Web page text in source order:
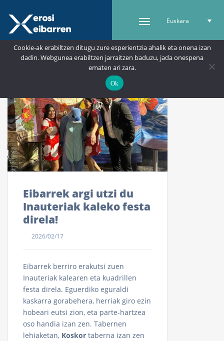
Euskara
Eibarrek argi utzi du
Inauteriak kaleko festa
direla!
2026/02/17
Eibarrek berriro erakutsi zuen
Inauteriak kalearen eta kuadrillen
festa direla. Eguerdiko eguraldi
kaskarra gorabehera, herriak giro ezin
hobeari eutsi zion, eta parte-hartzea
oso handia izan zen. Tabernen
lehiaketan, Koskor taberna izan zen
Cookie-ak erabiltzen ditugu zure esperientzia ahalik eta onena izan
dadin. Webgunea erabiltzen jarraitzen baduzu, jada onespena
ematen ari zara.
Ok